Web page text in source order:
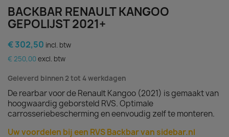
BACKBAR RENAULT KANGOO
GEPOLIJST 2021+
€ 302,50 incl. btw
€ 250,00 excl. btw
Geleverd binnen 2 tot 4 werkdagen
De rearbar voor de Renault Kangoo (2021) is gemaakt van
hoogwaardig geborsteld RVS. Optimale
carrosseriebescherming en eenvoudig zelf te monteren.
Uw voordelen bij een RVS Backbar van sidebar.nl